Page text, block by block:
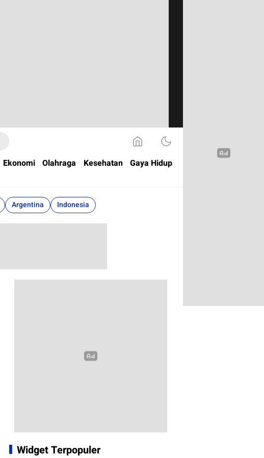
Ekonomi Olahraga Kesehatan Gaya Hidup
Argentina Indonesia
Widget Terpopuler